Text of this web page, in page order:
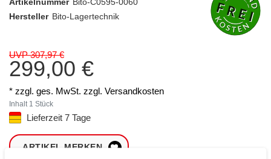
Artikelnummer Bito-C0595-0060
Hersteller Bito-Lagertechnik
UVP 307,97 €
299,00 €
* zzgl. ges. MwSt. zzgl. Versandkosten
Inhalt 1 Stück
Lieferzeit 7 Tage
ARTIKEL MERKEN